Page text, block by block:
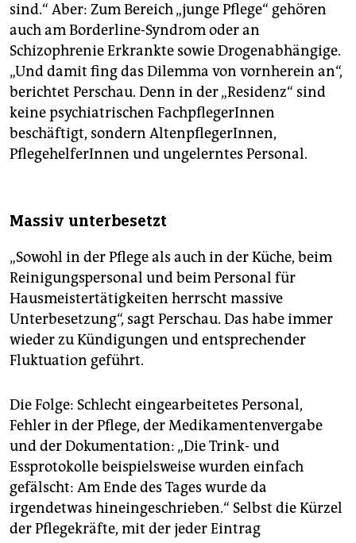
sind.“ Aber: Zum Bereich „junge Pflege“ gehören
auch am Borderline-Syndrom oder an
Schizophrenie Erkrankte sowie Drogenabhängige.
„Und damit fing das Dilemma von vornherein an“,
berichtet Perschau. Denn in der „Residenz“ sind
keine psychiatrischen FachpflegerInnen
beschäftigt, sondern AltenpflegerInnen,
PflegehelferInnen und ungelerntes Personal.
Massiv unterbesetzt
„Sowohl in der Pflege als auch in der Küche, beim
Reinigungspersonal und beim Personal für
Hausmeistertätigkeiten herrscht massive
Unterbesetzung“, sagt Perschau. Das habe immer
wieder zu Kündigungen und entsprechender
Fluktuation geführt.
Die Folge: Schlecht eingearbeitetes Personal,
Fehler in der Pflege, der Medikamentenvergabe
und der Dokumentation: „Die Trink- und
Essprotokolle beispielsweise wurden einfach
gefälscht: Am Ende des Tages wurde da
irgendetwas hineingeschrieben.“ Selbst die Kürzel
der Pflegekräfte, mit der jeder Eintrag